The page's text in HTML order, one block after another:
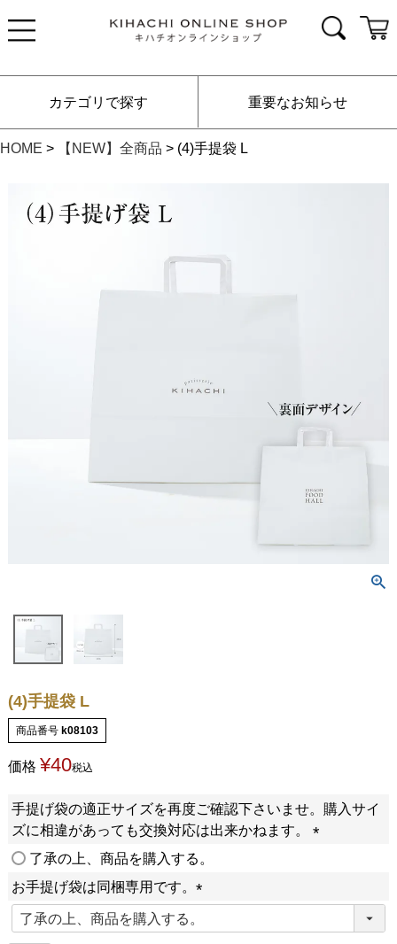
カテゴリで探す 重要なお知らせ
HOME 【NEW】全商品 (4)手提袋 L
(4)手提袋 L
商品番号 k08103
価格 ¥40税込
手提げ袋の適正サイズを再度ご確認下さいませ。購入サイ
ズに相違があっても交換対応は出来かねます。
了承の上、商品を購入する。
お手提げ袋は同梱専用です。
必